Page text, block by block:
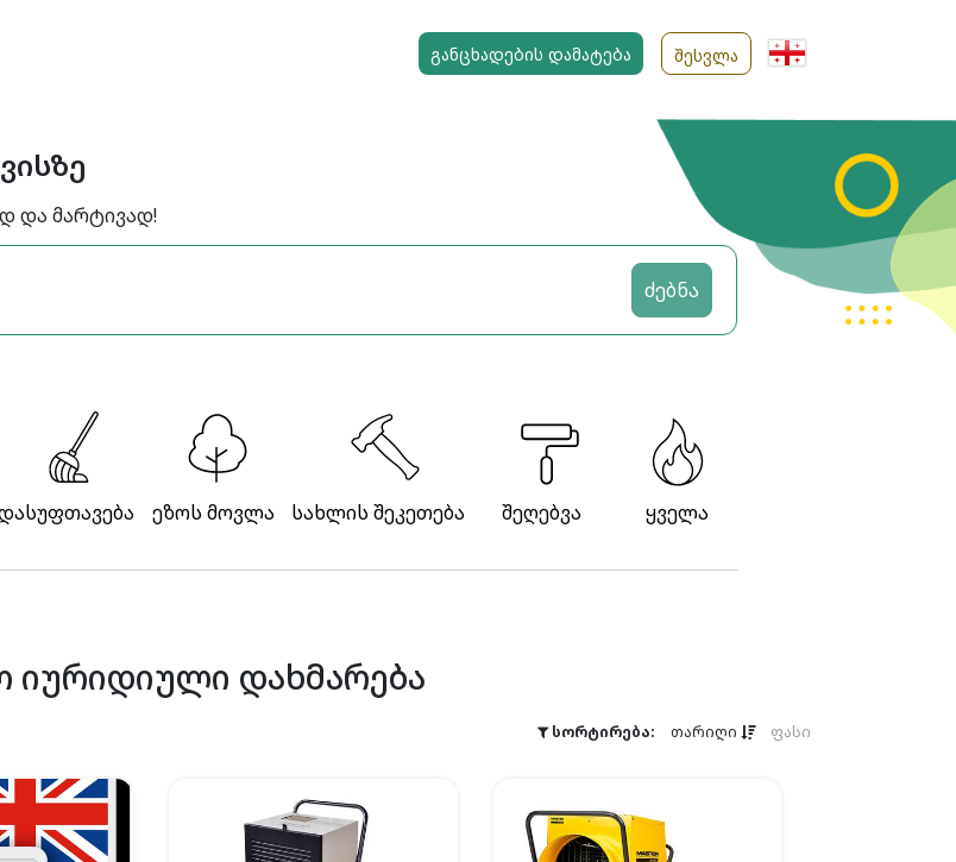
ᲒᲐᲜᲪᲮᲐᲓᲔᲑᲘᲡ ᲓᲐᲛᲐᲢᲔᲑᲐ ᲨᲔᲡᲕᲚᲐ
და მარტივად!
ძებნა
ეზოს მოვლა სახლის შეკეთება შეღებვა ყველა
იურიდიული დახმარება
სორტირება: თარიღი ფასი